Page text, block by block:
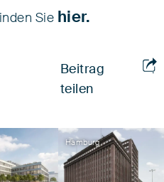
Sie hier.
Beitrag
teilen
Hamburg